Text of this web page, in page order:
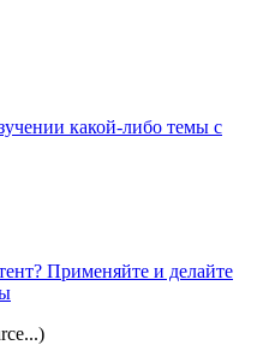
какой-либо темы с
Применяйте и делайте